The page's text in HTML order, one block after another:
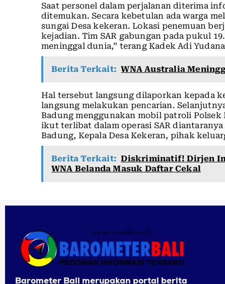
Saat personel dalam perjalanan diterima
ditemukan. Secara kebetulan ada warga
sungai Desa kekeran. Lokasi penemuan
kejadian. Tim SAR gabungan pada pukul
meninggal dunia,” terang Kadek Adi
Berita Terkait: WNA Australia
Hal tersebut langsung dilaporkan kepada
langsung melakukan pencarian.
Badung menggunakan mobil patroli
ikut terlibat dalam operasi SAR
Badung, Kepala Desa Kekeran, pihak
Berita Terkait: Diskriminatif! Dirjen
WNA Belanda Masuk Daftar Cekal
Barometer Bali merupakan portal berita